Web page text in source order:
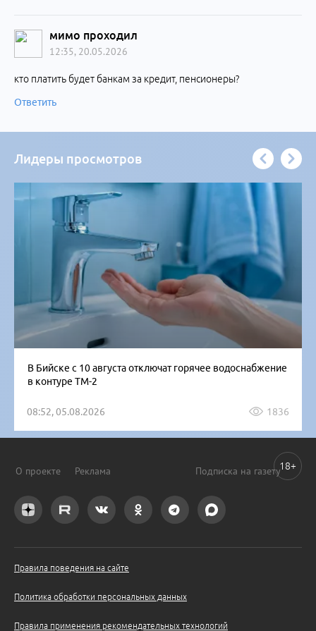
мимо проходил
12:35, 20.05.2026
кто платить будет банкам за кредит, пенсионеры?
Ответить
Лидеры просмотров
В Бийске с 10 августа отключат горячее водоснабжение
в контуре ТМ-2
08:52, 05.08.2026 1836
О проекте Реклама Подписка на газету
Правила поведения на сайте
Политика обработки персональных данных
Правила применения рекомендательных технологий
18+